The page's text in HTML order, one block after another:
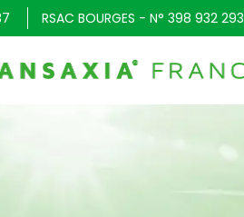
RSAC BOURGES - N° 398 932 293